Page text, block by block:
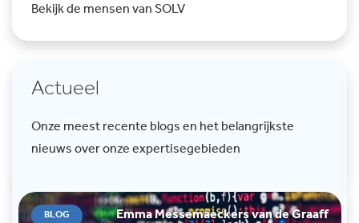
Actueel
Onze meest recente blogs en het belangrijkste
nieuws over onze expertisegebieden
Bekijk de mensen van SOLV
BLOG Emma Messemaeckers van de Graaff